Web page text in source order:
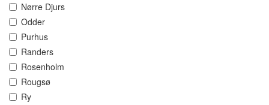
Nørre Djurs
Odder
Purhus
Randers
Rosenholm
Rougsø
Ry